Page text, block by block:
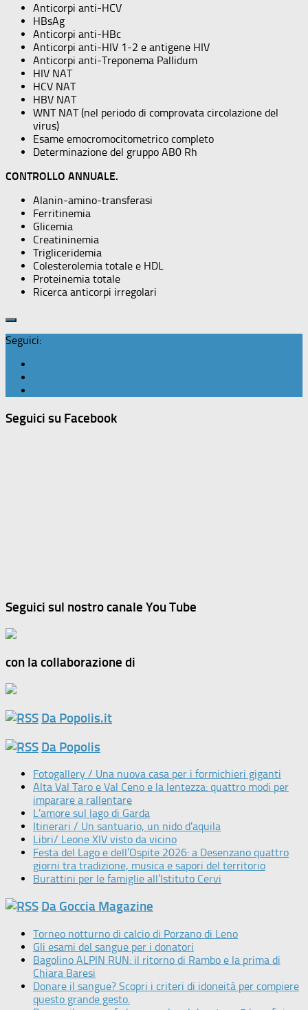
Anticorpi anti-HCV
HBsAg
Anticorpi anti-HBc
Anticorpi anti-HIV 1-2 e antigene HIV
Anticorpi anti-Treponema Pallidum
HIV NAT
HCV NAT
HBV NAT
WNT NAT (nel periodo di comprovata circolazione del
virus)
Esame emocromocitometrico completo
Determinazione del gruppo AB0 Rh
CONTROLLO ANNUALE.
Alanin-amino-transferasi
Ferritinemia
Glicemia
Creatininemia
Trigliceridemia
Colesterolemia totale e HDL
Proteinemia totale
Ricerca anticorpi irregolari
Seguici:
Seguici su Facebook
Seguici sul nostro canale You Tube
con la collaborazione di
Da Popolis.it
Da Popolis
Fotogallery / Una nuova casa per i formichieri giganti
Alta Val Taro e Val Ceno e la lentezza: quattro modi per
imparare a rallentare
L’amore sul lago di Garda
Itinerari / Un santuario, un nido d’aquila
Libri/ Leone XIV visto da vicino
Festa del Lago e dell’Ospite 2026: a Desenzano quattro
giorni tra tradizione, musica e sapori del territorio
Burattini per le famiglie all’Istituto Cervi
Da Goccia Magazine
Torneo notturno di calcio di Porzano di Leno
Gli esami del sangue per i donatori
Bagolino ALPIN RUN: il ritorno di Rambo e la prima di
Chiara Baresi
Donare il sangue? Scopri i criteri di idoneità per compiere
questo grande gesto.